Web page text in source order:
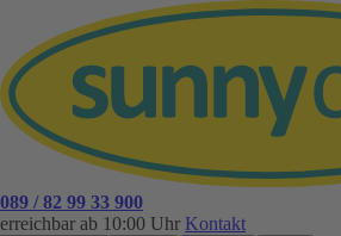
089 / 82 99 33 900
erreichbar ab 10:00 Uhr Kontakt